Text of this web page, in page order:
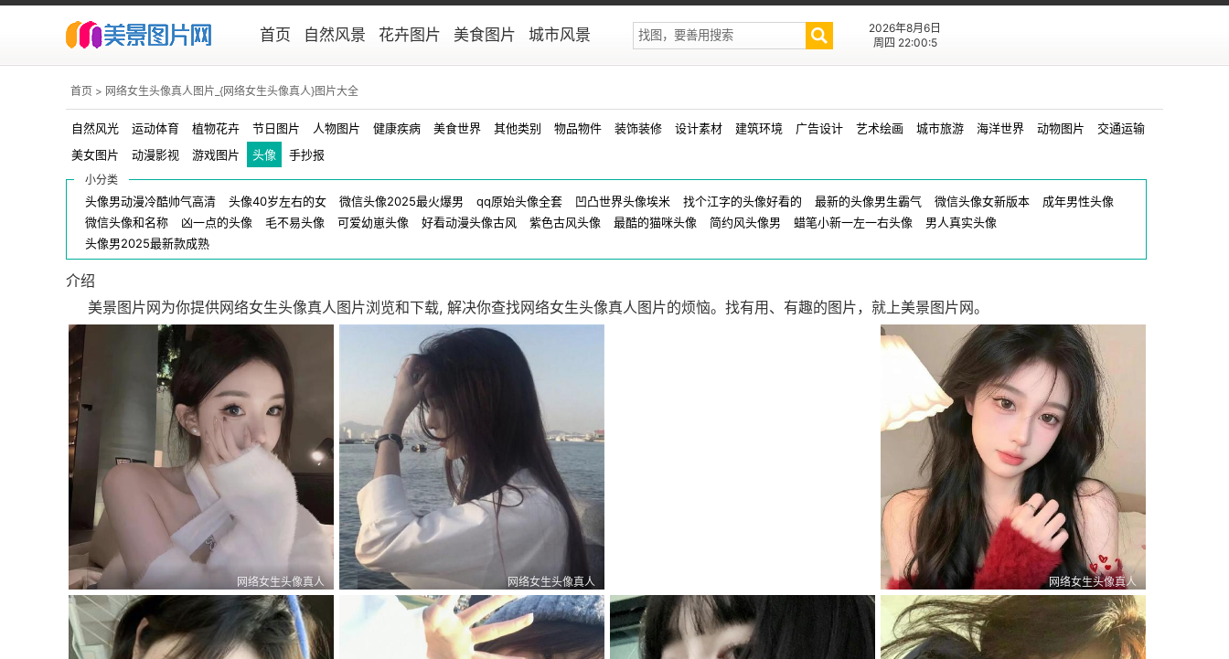
首页 自然风景 花卉图片 美食图片 城市风景
手抄报 头像
2026年8月6日
周四 22:00:5
首页 > 网络女生头像真人图片_{网络女生头像真人}图片大全
自然风光 运动体育 植物花卉 节日图片 人物图片 健康疾病 美食世界 其他类别 物品物件 装饰装修 设计素材 建筑环境 广告设计 艺术绘画 城市旅游 海洋世界 动物图片
交通运输
美女图片
动漫影视 游戏图片 头像 手抄报
小分类
头像男动漫冷酷帅气高清 头像40岁左右的女 微信头像2025最火爆男 qq原始头像全套 凹凸世界头像埃米 找个江字的头像好看的 最新的头像男生霸气 微信头像女新版本
成年男性头像
微信头像和名称
凶一点的头像 毛不易头像 可爱幼崽头像 好看动漫头像古风 紫色古风头像 最酷的猫咪头像 简约风头像男 蜡笔小新一左一右头像
男人真实头像
头像男2025最新款成熟
介绍
美景图片网为你提供网络女生头像真人图片浏览和下载, 解决你查找网络女生头像真人图片的烦恼。找有用、有趣的图片，就上美景图片网。
网络女生头像真人
001
网络女生头像真人
001
网络女生头像真人
网络女生头像真人
001